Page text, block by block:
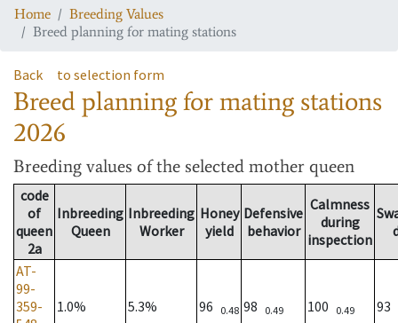
Home
Breeding Values
Breed planning for mating stations
Back to selection form
Breed planning for mating stations
2026
Breeding values of the selected mother queen
code
of
queen
2a
Inbreeding
Queen
Inbreeding
Worker
Honey
yield
Defensive
behavior
Calmness
during
inspection
AT-
99-
359-
1.0% 5.3% 96 0.48 98 0.49 100 0.49 93